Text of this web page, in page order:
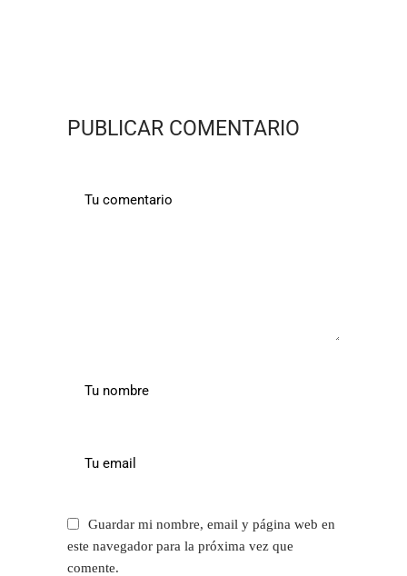
PUBLICAR COMENTARIO
Guardar mi nombre, email y página web en
este navegador para la próxima vez que
comente.